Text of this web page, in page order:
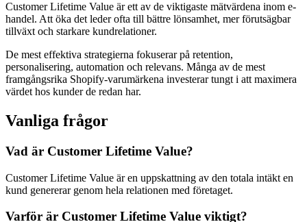
Customer Lifetime Value är ett av de viktigaste mätvärdena inom e-
handel. Att öka det leder ofta till bättre lönsamhet, mer förutsägbar
tillväxt och starkare kundrelationer.
De mest effektiva strategierna fokuserar på retention,
personalisering, automation och relevans. Många av de mest
framgångsrika Shopify-varumärkena investerar tungt i att maximera
värdet hos kunder de redan har.
Vanliga frågor
Vad är Customer Lifetime Value?
Customer Lifetime Value är en uppskattning av den totala intäkt en
kund genererar genom hela relationen med företaget.
Varför är Customer Lifetime Value viktigt?